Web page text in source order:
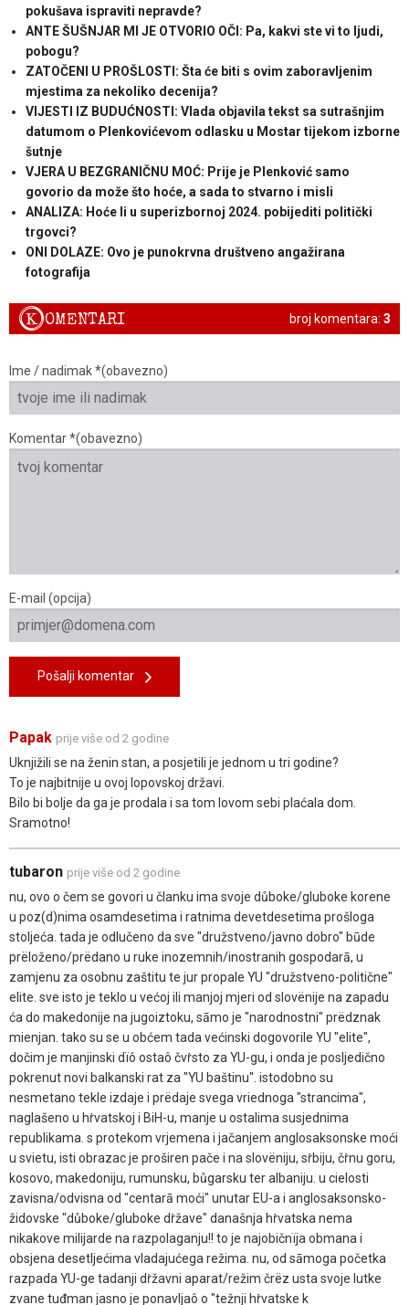
pokušava ispraviti nepravde?
ANTE ŠUŠNJAR MI JE OTVORIO OČI: Pa, kakvi ste vi to ljudi,
pobogu?
ZATOČENI U PROŠLOSTI: Šta će biti s ovim zaboravljenim
mjestima za nekoliko decenija?
VIJESTI IZ BUDUĆNOSTI: Vlada objavila tekst sa sutrašnjim
datumom o Plenkovićevom odlasku u Mostar tijekom izborne
šutnje
VJERA U BEZGRANIČNU MOĆ: Prije je Plenković samo
govorio da može što hoće, a sada to stvarno i misli
ANALIZA: Hoće li u superizbornoj 2024. pobijediti politički
trgovci?
ONI DOLAZE: Ovo je punokrvna društveno angažirana
fotografija
broj komentara: 3
KOMENTARI
Ime / nadimak *(obavezno)
Komentar *(obavezno)
E-mail (opcija)
Pošalji komentar
Papak prije više od 2 godine
Uknjižili se na ženin stan, a posjetili je jednom u tri godine?
To je najbitnije u ovoj lopovskoj državi.
Bilo bi bolje da ga je prodala i sa tom lovom sebi plaćala dom.
Sramotno!
tubaron prije više od 2 godine
nu, ovo o čem se govori u članku ima svoje důboke/gluboke korene
u poz(d)nima osamdesetima i ratnima devetdesetima prošloga
stoljeća. tada je odlučeno da sve "družstveno/javno dobro" būde
prëloženo/prëdano u ruke inozemnih/inostranih gospodarā, u
zamjenu za osobnu zaštitu te jur propale YU "družstveno-politične"
elite. sve isto je teklo u većoj ili manjoj mjeri od slovënije na zapadu
ća do makedonije na jugoiztoku, sāmo je "narodnostni" prëdznak
mienjan. tako su se u obćem tada većinski dogovorile YU "elite",
dočim je manjinski dïô ostaô čvṙsto za YU-gu, i onda je posljedično
pokrenut novi balkanski rat za "YU baštinu". istodobno su
nesmetano tekle izdaje i prëdaje svega vriednoga "strancima",
naglašeno u hṙvatskoj i BiH-u, manje u ostalima susjednima
republikama. s protekom vrjemena i jačanjem anglosaksonske moći
u svietu, isti obrazac je proširen pače i na slovëniju, sṙbiju, čṙnu goru,
kosovo, makedoniju, rumunsku, bůgarsku ter albaniju. u cielosti
zavisna/odvisna od "centarā moći" unutar EU-a i anglosaksonsko-
židovske "důboke/gluboke dṙžave" današnja hṙvatska nema
nikakove milijarde na razpolaganju!! to je najobičnïja obmana i
obsjena desetljećima vladajućega režima. nu, od sāmoga početka
razpada YU-ge tadanji dṙžavni aparat/režim črëz usta svoje lutke
zvane tuđman jasno je ponavljaô o "težnji hṙvatske k